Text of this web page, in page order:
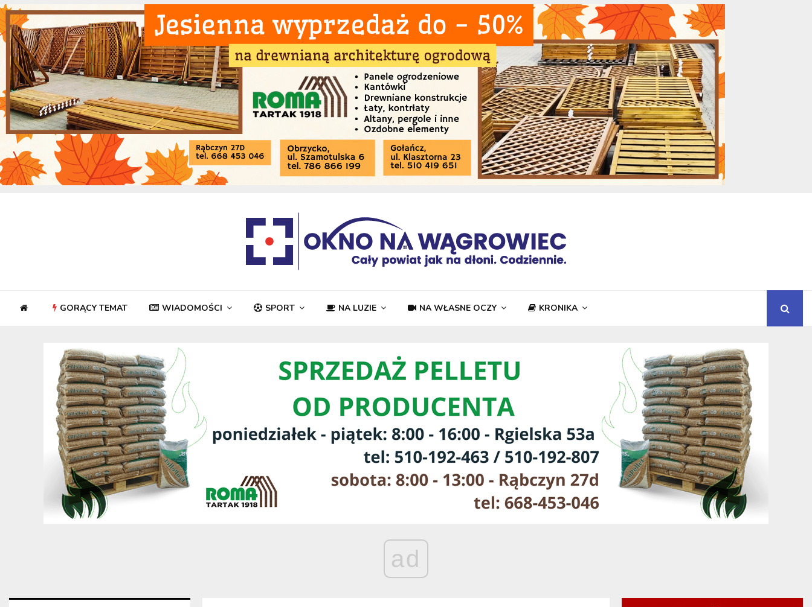
GORĄCY TEMAT WIADOMOŚCI SPORT NA LUZIE NA WŁASNE OCZY KRONIKA
ad